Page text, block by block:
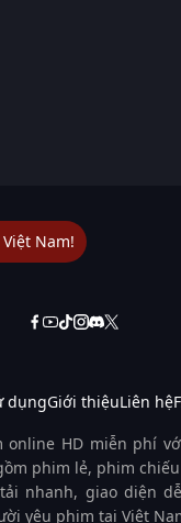
Nam!
dụngGiới thiệuLiên hệ
online HD miễn phí
phim lẻ, phim
nhanh, giao diện
yêu phim tại Việt